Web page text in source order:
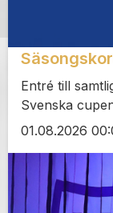
Entré till
Svenska
01.08.2026